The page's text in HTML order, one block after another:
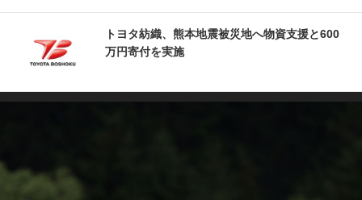
トヨタ紡織、熊本地震被災地へ物資支援と600
万円寄付を実施